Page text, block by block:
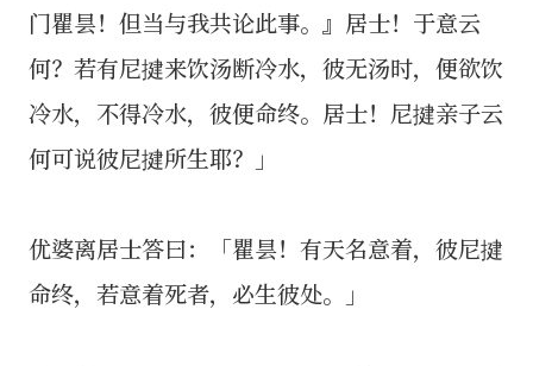
门瞿昙！但当与我共论此事。』居士！于意云
何？若有尼揵来饮汤断冷水，彼无汤时，便欲饮
冷水，不得冷水，彼便命终。居士！尼揵亲子云
何可说彼尼揵所生耶？」
优婆离居士答曰：「瞿昙！有天名意着，彼尼揵
命终，若意着死者，必生彼处。」